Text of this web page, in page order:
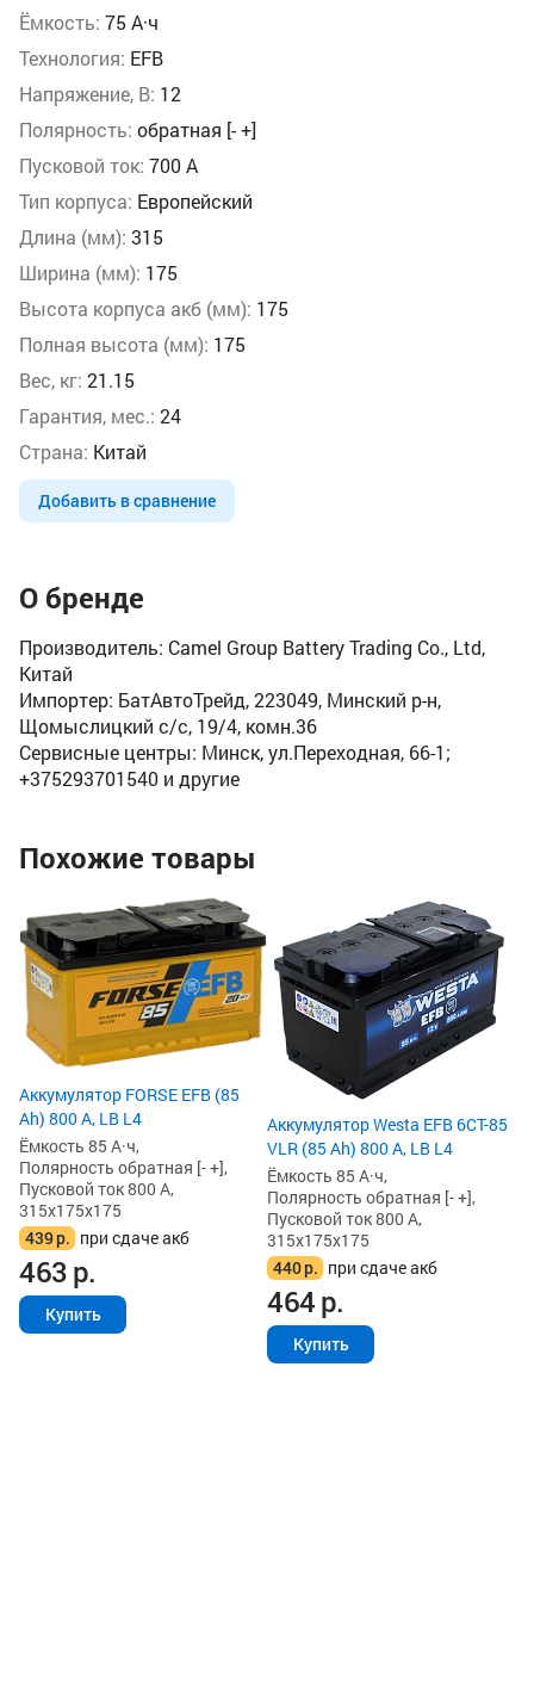
Ёмкость: 75 А·ч
Технология: EFB
Напряжение, В: 12
Полярность: обратная [- +]
Пусковой ток: 700 А
Тип корпуса: Европейский
Длина (мм): 315
Ширина (мм): 175
Высота корпуса акб (мм): 175
Полная высота (мм): 175
Вес, кг: 21.15
Гарантия, мес.: 24
Страна: Китай
Добавить в сравнение
О бренде
Производитель: Camel Group Battery Trading Co., Ltd,
Китай
Импортер: БатАвтоТрейд, 223049, Минский р-н,
Щомыслицкий с/с, 19/4, комн.36
Сервисные центры: Минск, ул.Переходная, 66-1;
+375293701540 и другие
Похожие товары
Аккумулятор FORSE EFB (85
Ah) 800 А, LB L4
Ёмкость 85 А·ч,
Полярность обратная [- +],
Пусковой ток 800 А,
315x175x175
439р. при сдаче акб
463р.
Купить
Аккумулятор Westa EFB 6СТ-85
VLR (85 Ah) 800 А, LB L4
Ёмкость 85 А·ч,
Полярность обратная [- +],
Пусковой ток 800 А,
315x175x175
440р. при сдаче акб
464р.
Купить